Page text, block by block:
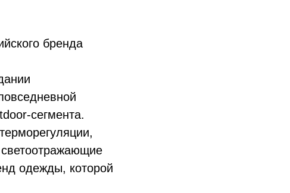
бренда
сегмента.
одежды, которой